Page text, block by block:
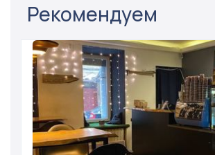
Рекомендуем